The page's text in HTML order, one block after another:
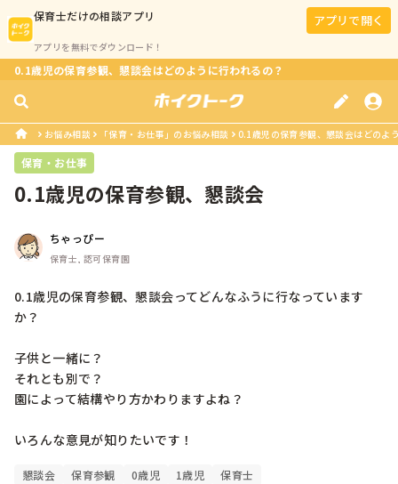
保育士だけの相談アプリ
アプリを無料でダウンロード！
アプリで開く
0.1歳児の保育参観、懇談会はどのように行われるの？
お悩み相談 「保育・お仕事」のお悩み相談 0.1歳児の保育参観、懇談会はどのよ
保育・お仕事
0.1歳児の保育参観、懇談会
ちゃっぴー
保育士, 認可保育園
0.1歳児の保育参観、懇談会ってどんなふうに行なっています
か？
子供と一緒に？
それとも別で？
園によって結構やり方かわりますよね？
いろんな意見が知りたいです！
懇談会 保育参観 0歳児 1歳児 保育士